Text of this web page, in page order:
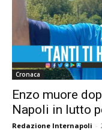
Cronaca
Enzo muore
Napoli in lutto
Redazione Internapoli -